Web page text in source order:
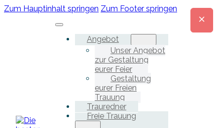
Zum Hauptinhalt springen Zum Footer springen
Angebot
Unser Angebot
zur Gestaltung
eurer Feier
Gestaltung
eurer Freien
Trauung
Trauredner
Freie Trauung